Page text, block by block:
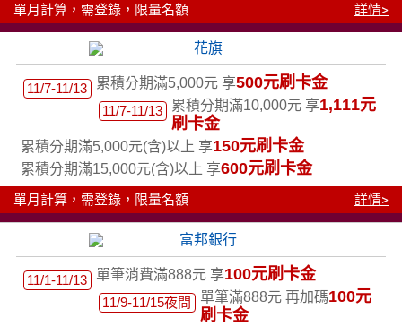
單月計算，需登錄，限量名額 詳情>
11/7-11/13 累積分期滿5,000元 享500元刷卡金
11/7-11/13 累積分期滿10,000元 享1,111元
刷卡金
累積分期滿5,000元(含)以上 享150元刷卡金
累積分期滿15,000元(含)以上 享600元刷卡金
單月計算，需登錄，限量名額 詳情>
11/1-11/13 單筆消費滿888元 享100元刷卡金
11/9-11/15夜間 單筆滿888元 再加碼100元
刷卡金